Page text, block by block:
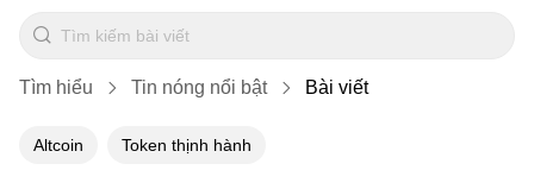
Tìm hiểu Tin nóng nổi bật Bài viết
Altcoin Token thịnh hành